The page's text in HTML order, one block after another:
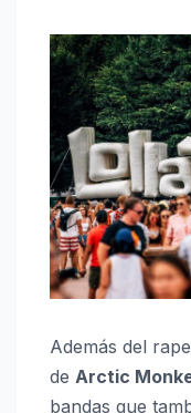
Además del
de Arctic
bandas que